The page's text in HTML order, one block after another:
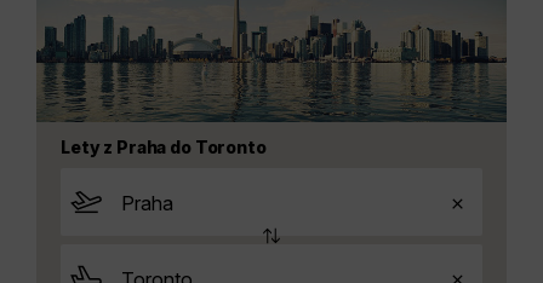
Lety z Praha do Toronto